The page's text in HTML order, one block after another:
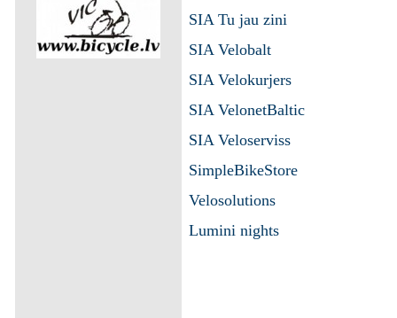
SIA Tu jau zini
SIA Velobalt
SIA Velokurjers
SIA VelonetBaltic
SIA Veloserviss
SimpleBikeStore
Velosolutions
Lumini nights